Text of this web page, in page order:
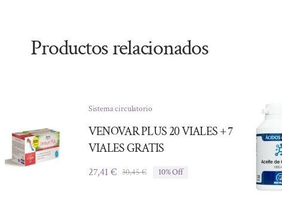
Productos relacionados
Sistema circulatorio
VENOVAR PLUS 20 VIALES + 7
VIALES GRATIS
30,45€El
27,41€
El
10% Off